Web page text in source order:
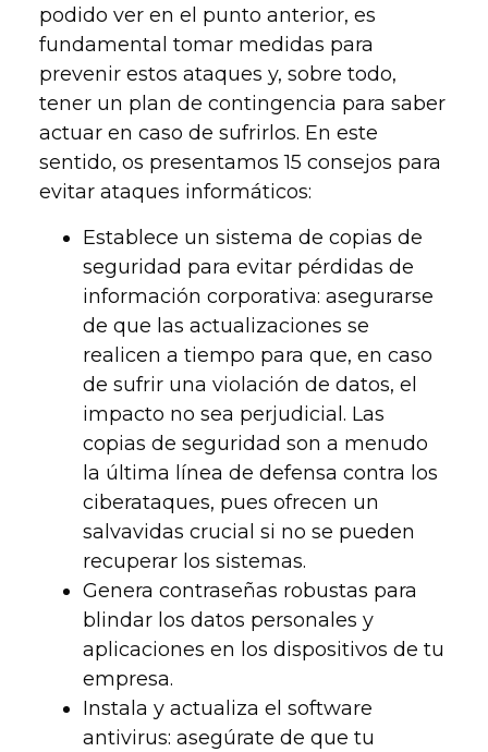
podido ver en el punto anterior, es
fundamental tomar medidas para
prevenir estos ataques y, sobre todo,
tener un plan de contingencia para saber
actuar en caso de sufrirlos. En este
sentido, os presentamos 15 consejos para
evitar ataques informáticos:
Establece un sistema de copias de
seguridad para evitar pérdidas de
información corporativa: asegurarse
de que las actualizaciones se
realicen a tiempo para que, en caso
de sufrir una violación de datos, el
impacto no sea perjudicial. Las
copias de seguridad son a menudo
la última línea de defensa contra los
ciberataques, pues ofrecen un
salvavidas crucial si no se pueden
recuperar los sistemas.
Genera contraseñas robustas para
blindar los datos personales y
aplicaciones en los dispositivos de tu
empresa.
Instala y actualiza el software
antivirus: asegúrate de que tu